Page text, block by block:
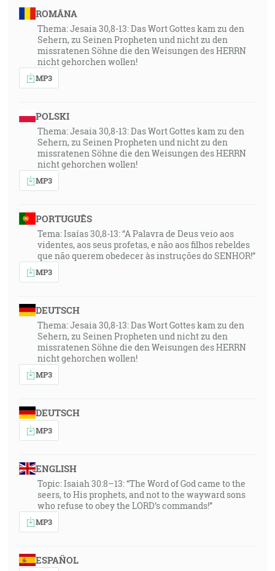
ROMÂNA
Thema: Jesaia 30,8-13: Das Wort Gottes kam zu den
Sehern, zu Seinen Propheten und nicht zu den
missratenen Söhne die den Weisungen des HERRN
nicht gehorchen wollen!
MP3
POLSKI
Thema: Jesaia 30,8-13: Das Wort Gottes kam zu den
Sehern, zu Seinen Propheten und nicht zu den
missratenen Söhne die den Weisungen des HERRN
nicht gehorchen wollen!
MP3
PORTUGUÊS
Tema: Isaías 30,8-13: “A Palavra de Deus veio aos
videntes, aos seus profetas, e não aos filhos rebeldes
que não querem obedecer às instruções do SENHOR!”
MP3
DEUTSCH
Thema: Jesaia 30,8-13: Das Wort Gottes kam zu den
Sehern, zu Seinen Propheten und nicht zu den
missratenen Söhne die den Weisungen des HERRN
nicht gehorchen wollen!
MP3
DEUTSCH
MP3
ENGLISH
Topic: Isaiah 30:8–13: “The Word of God came to the
seers, to His prophets, and not to the wayward sons
who refuse to obey the LORD’s commands!”
MP3
ESPAÑOL